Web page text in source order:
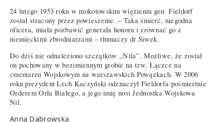
24 lutego 1953 roku w mokotowskim więzieniu gen. Fieldorf
został stracony przez powieszenie. – Taka śmierć, niegodna
oficera, miała pozbawić generała honoru i zrównać go z
niemieckimi zbrodniarzami – tłumaczy dr Siwek.
Do dziś nie odnaleziono szczątków „Nila”. Możliwe, że został
on pochowany w bezimiennym grobie na tzw. Łączce na
cmentarzu Wojskowym na warszawskich Powązkach. W 2006
roku prezydent Lech Kaczyński odznaczył Fieldorfa pośmiertnie
Orderem Orła Białego, a jego imię nosi Jednostka Wojskowa
Nil.
Anna Dąbrowska